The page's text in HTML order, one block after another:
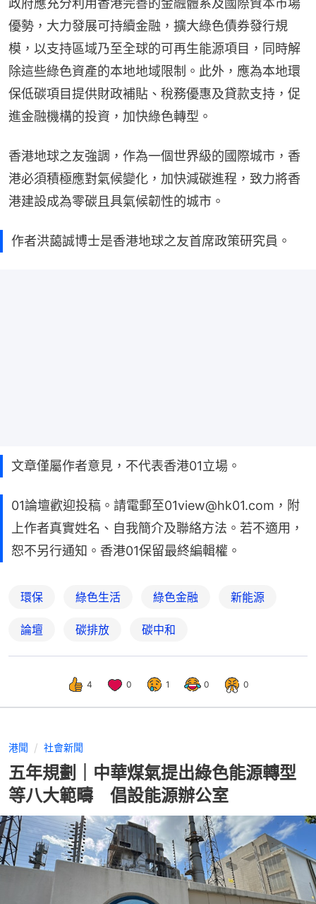
優勢，大力發展可持續金融，擴大綠色債券發行規
模，以支持區域乃至全球的可再生能源項目，同時解
除這些綠色資產的本地地域限制。此外，應為本地環
保低碳項目提供財政補貼、稅務優惠及貸款支持，促
進金融機構的投資，加快綠色轉型。
香港地球之友強調，作為一個世界級的國際城市，香
港必須積極應對氣候變化，加快減碳進程，致力將香
港建設成為零碳且具氣候韌性的城市。
作者洪藹誠博士是香港地球之友首席政策研究員。
文章僅屬作者意見，不代表香港01立場。
01論壇歡迎投稿。請電郵至01view@hk01.com，附
上作者真實姓名、自我簡介及聯絡方法。若不適用，
恕不另行通知。香港01保留最終編輯權。
環保 綠色生活 綠色金融 新能源
論壇 碳排放 碳中和
4 0 1 0 0
港聞 社會新聞
五年規劃｜中華煤氣提出綠色能源轉型
等八大範疇 倡設能源辦公室